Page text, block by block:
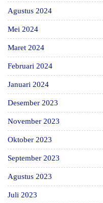
Agustus 2024
Mei 2024
Maret 2024
Februari 2024
Januari 2024
Desember 2023
November 2023
Oktober 2023
September 2023
Agustus 2023
Juli 2023